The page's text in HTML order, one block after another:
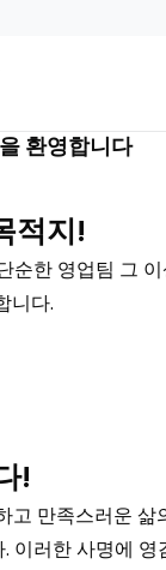
환영합니다
적지!
한 영업팀 그
니다.
!
고 만족스러운
이러한 사명에